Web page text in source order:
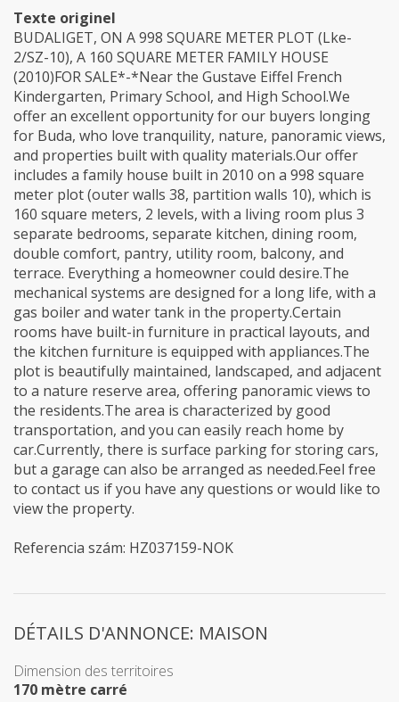
Texte originel
BUDALIGET, ON A 998 SQUARE METER PLOT (Lke-
2/SZ-10), A 160 SQUARE METER FAMILY HOUSE
(2010)FOR SALE*-*Near the Gustave Eiffel French
Kindergarten, Primary School, and High School.We
offer an excellent opportunity for our buyers longing
for Buda, who love tranquility, nature, panoramic views,
and properties built with quality materials.Our offer
includes a family house built in 2010 on a 998 square
meter plot (outer walls 38, partition walls 10), which is
160 square meters, 2 levels, with a living room plus 3
separate bedrooms, separate kitchen, dining room,
double comfort, pantry, utility room, balcony, and
terrace. Everything a homeowner could desire.The
mechanical systems are designed for a long life, with a
gas boiler and water tank in the property.Certain
rooms have built-in furniture in practical layouts, and
the kitchen furniture is equipped with appliances.The
plot is beautifully maintained, landscaped, and adjacent
to a nature reserve area, offering panoramic views to
the residents.The area is characterized by good
transportation, and you can easily reach home by
car.Currently, there is surface parking for storing cars,
but a garage can also be arranged as needed.Feel free
to contact us if you have any questions or would like to
view the property.
Referencia szám: HZ037159-NOK
DÉTAILS D'ANNONCE: MAISON
Dimension des territoires
170 mètre carré